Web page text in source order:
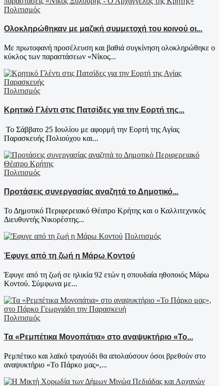
Πολιτισμός
Ολοκληρώθηκαν με μαζική συμμετοχή του κοινού οι...
Με πρωτοφανή προσέλευση και βαθιά συγκίνηση ολοκληρώθηκε ο
κύκλος των παραστάσεων «Νίκος...
Πολιτισμός
Κρητικό Γλέντι στις Πατσίδες για την Εορτή της...
Το Σάββατο 25 Ιουλίου με αφορμή την Εορτή της Αγίας
Παρασκευής Πολιούχου και...
Πολιτισμός
Προτάσεις συνεργασίας αναζητά το Δημοτικό...
Το Δημοτικό Περιφερειακό Θέατρο Κρήτης και ο Καλλιτεχνικός
Διευθυντής Νικορέστης...
Πολιτισμός
Έφυγε από τη ζωή η Μάρω Κοντού
Έφυγε από τη ζωή σε ηλικία 92 ετών η σπουδαία ηθοποιός Μάρω
Κοντού. Σύμφωνα με...
Πολιτισμός
Τα «Ρεμπέτικα Μονοπάτια» στο αναψυκτήριο «Το...
Ρεμπέτικο και λαϊκό τραγούδι θα απολαύσουν όσοι βρεθούν στο
αναψυκτήριο «Το Πάρκο μας»,...